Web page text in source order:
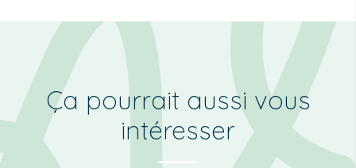
Ça pourrait aussi vous
intéresser